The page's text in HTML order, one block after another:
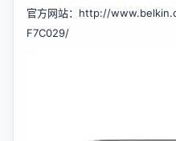
官方网站： http://
F7C029/